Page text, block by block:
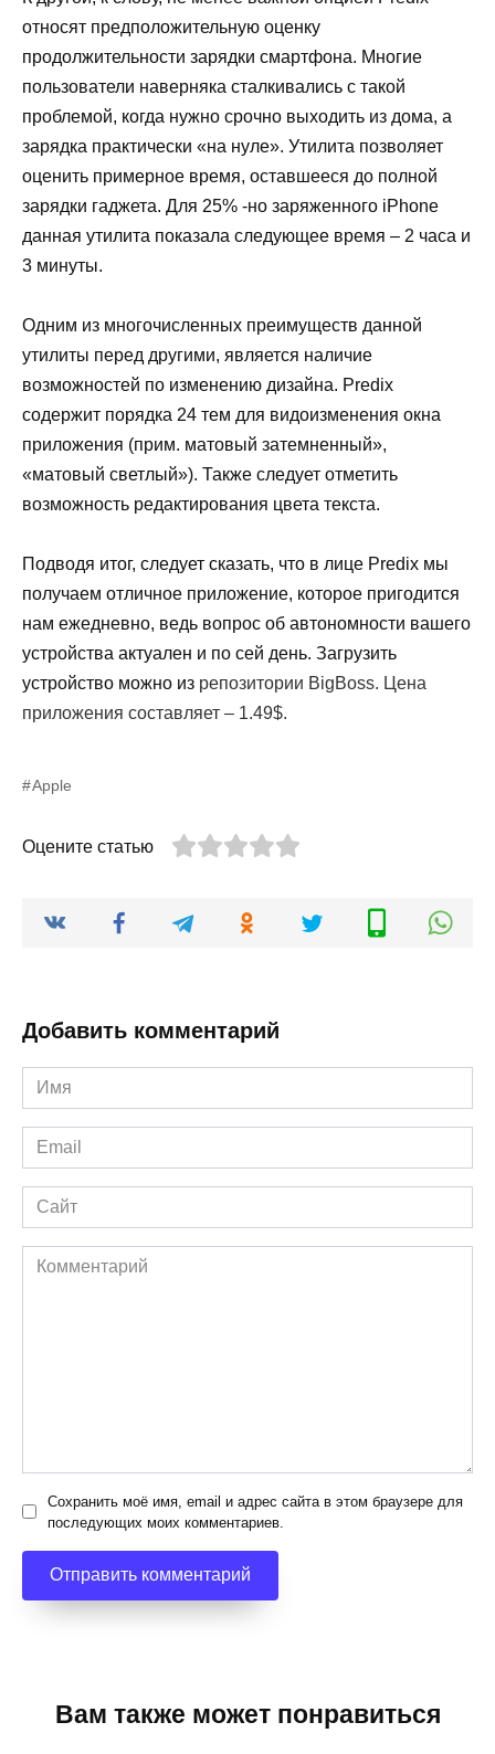
относят предположительную оценку
продолжительности зарядки смартфона. Многие
пользователи наверняка сталкивались с такой
проблемой, когда нужно срочно выходить из дома, а
зарядка практически «на нуле». Утилита позволяет
оценить примерное время, оставшееся до полной
зарядки гаджета. Для 25% -но заряженного iPhone
данная утилита показала следующее время – 2 часа и
3 минуты.
Одним из многочисленных преимуществ данной
утилиты перед другими, является наличие
возможностей по изменению дизайна. Predix
содержит порядка 24 тем для видоизменения окна
приложения (прим. матовый затемненный»,
«матовый светлый»). Также следует отметить
возможность редактирования цвета текста.
Подводя итог, следует сказать, что в лице Predix мы
получаем отличное приложение, которое пригодится
нам ежедневно, ведь вопрос об автономности вашего
устройства актуален и по сей день. Загрузить
устройство можно из репозитории BigBoss. Цена
приложения составляет – 1.49$.
Apple
Оцените статью
Добавить комментарий
Имя
*
Email
*
Сайт
Комментарий
Сохранить моё имя, email и адрес сайта в этом браузере для
последующих моих комментариев.
Вам также может понравиться